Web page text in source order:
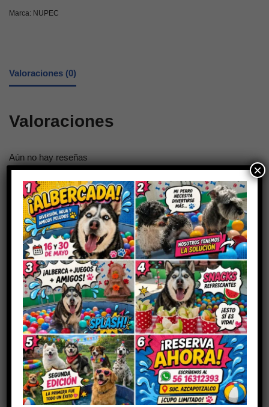
Marca: NUPEC
Valoraciones (0)
Valoraciones
Aún no hay reseñas
Sé el primero en valorar “RENAL CARE
PERRO”
Tu dirección de correo electrónico no será publicada. Los
campos obligatorios están marcados con*
Tu puntuación
Tu valoración*
×